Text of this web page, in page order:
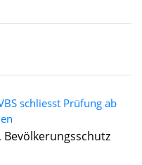
schliesst Prüfung ab